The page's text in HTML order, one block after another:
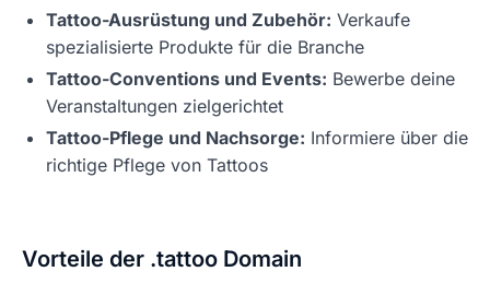
Tattoo-Ausrüstung und Zubehör: Verkaufe
spezialisierte Produkte für die Branche
Tattoo-Conventions und Events: Bewerbe deine
Veranstaltungen zielgerichtet
Tattoo-Pflege und Nachsorge: Informiere über die
richtige Pflege von Tattoos
Vorteile der .tattoo Domain